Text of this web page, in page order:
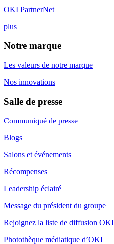
OKI PartnerNet
plus
Notre marque
Les valeurs de notre marque
Nos innovations
Salle de presse
Communiqué de presse
Blogs
Salons et événements
Récompenses
Leadership éclairé
Message du président du groupe
Rejoignez la liste de diffusion OKI
Photothèque médiatique d’OKI